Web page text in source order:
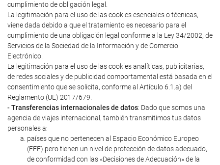
cumplimiento de obligación legal.
La legitimación para el uso de las cookies esenciales o técnicas,
viene dada debido a que el tratamiento es necesario para el
cumplimiento de una obligación legal conforme a la Ley 34/2002, de
Servicios de la Sociedad de la Información y de Comercio
Electrónico.
La legitimación para el uso de las cookies analíticas, publicitarias,
de redes sociales y de publicidad comportamental está basada en el
consentimiento que se solicita, conforme al Artículo 6.1.a) del
Reglamento (UE) 2017/679.
- Transferencias internacionales de datos: Dado que somos una
agencia de viajes internacional, también transmitimos tus datos
personales a:
países que no pertenecen al Espacio Económico Europeo
(EEE) pero tienen un nivel de protección de datos adecuado,
de conformidad con las «Decisiones de Adecuación» de la